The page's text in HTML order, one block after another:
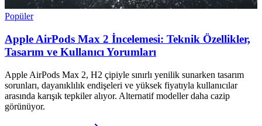
Popüler
Apple AirPods Max 2 İncelemesi: Teknik Özellikler,
Tasarım ve Kullanıcı Yorumları
Apple AirPods Max 2, H2 çipiyle sınırlı yenilik sunarken tasarım
sorunları, dayanıklılık endişeleri ve yüksek fiyatıyla kullanıcılar
arasında karışık tepkiler alıyor. Alternatif modeller daha cazip
görünüyor.